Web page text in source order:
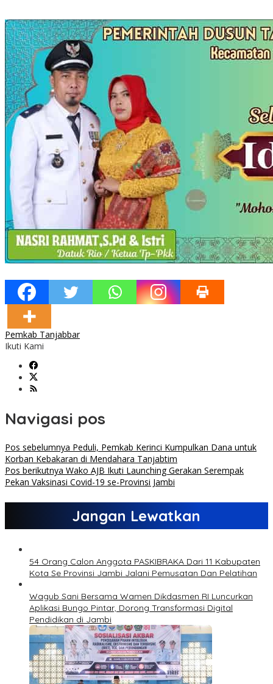
Pemkab Tanjabbar
Ikuti Kami
Navigasi pos
Pos sebelumnya Peduli, Pemkab Kerinci Kumpulkan Dana untuk
Korban Kebakaran di Mendahara Tanjabtim
Pos berikutnya Wako AJB Ikuti Launching Gerakan Serempak
Pekan Vaksinasi Covid-19 se-Provinsi Jambi
Jangan Lewatkan
54 Orang Calon Anggota PASKIBRAKA Dari 11 Kabupaten
Kota Se Provinsi Jambi Jalani Pemusatan Dan Pelatihan
Wagub Sani Bersama Wamen Dikdasmen RI Luncurkan
Aplikasi Bungo Pintar, Dorong Transformasi Digital
Pendidikan di Jambi